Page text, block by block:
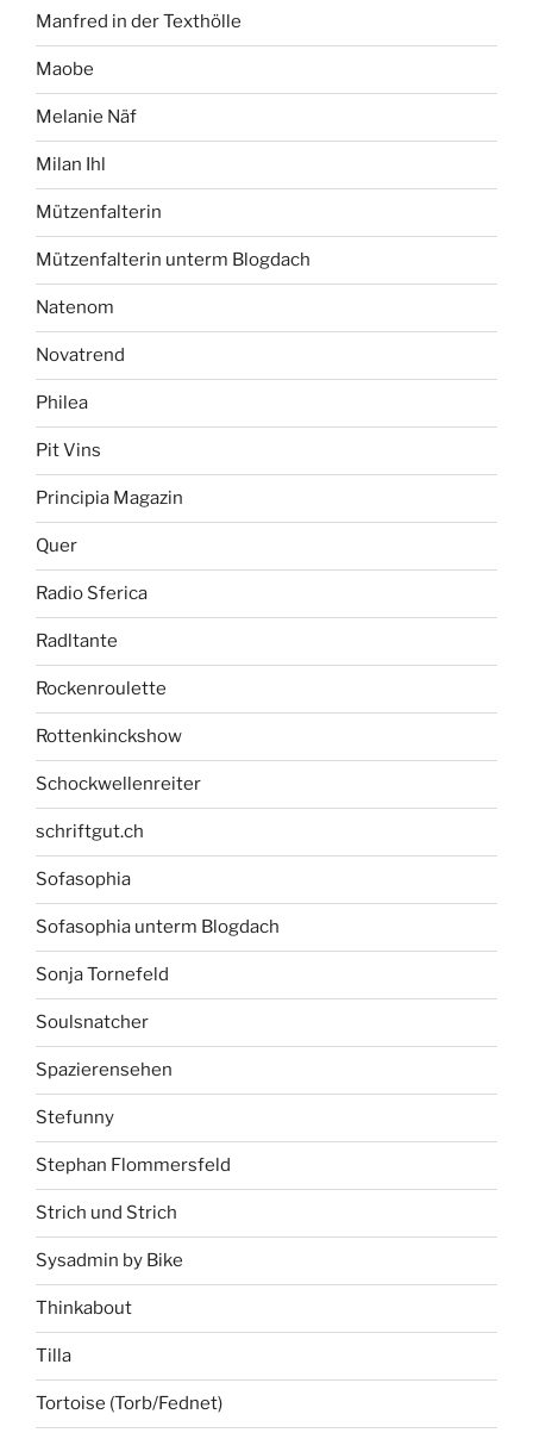
Manfred in der Texthölle
Maobe
Melanie Näf
Milan Ihl
Mützenfalterin
Mützenfalterin unterm Blogdach
Natenom
Novatrend
Philea
Pit Vins
Principia Magazin
Quer
Radio Sferica
Radltante
Rockenroulette
Rottenkinckshow
Schockwellenreiter
schriftgut.ch
Sofasophia
Sofasophia unterm Blogdach
Sonja Tornefeld
Soulsnatcher
Spazierensehen
Stefunny
Stephan Flommersfeld
Strich und Strich
Sysadmin by Bike
Thinkabout
Tilla
Tortoise (Torb/Fednet)